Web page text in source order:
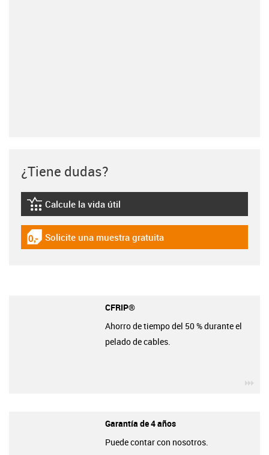
¿Tiene dudas?
igus-icon-lebensdauerrechner
Calcule la vida útil
igus-icon-gratismuster
Solicite una muestra gratuita
CFRIP®
Ahorro de tiempo del 50 % durante el
pelado de cables.
Garantía de 4 años
Puede contar con nosotros.